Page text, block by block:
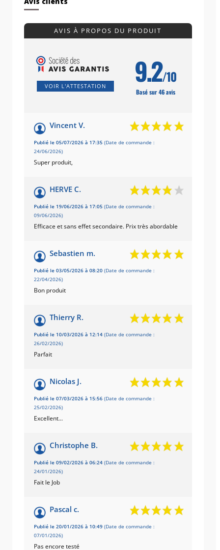
AVIS À PROPOS DU PRODUIT
VOIR L'ATTESTATION 9.2/10
Basé sur 46 avis
Vincent V.
Publié le 05/07/2026 à 17:35 (Date de commande :
24/06/2026)
Super produit,
HERVE C.
Publié le 19/06/2026 à 17:05 (Date de commande :
09/06/2026)
Efficace et sans effet secondaire. Prix très abordable
Sebastien m.
Publié le 03/05/2026 à 08:20 (Date de commande :
22/04/2026)
Bon produit
Thierry R.
Publié le 10/03/2026 à 12:14 (Date de commande :
26/02/2026)
Parfait
Nicolas J.
Publié le 07/03/2026 à 15:56 (Date de commande :
25/02/2026)
Excellent...
Christophe B.
Publié le 09/02/2026 à 06:24 (Date de commande :
24/01/2026)
Fait le Job
Pascal c.
Publié le 20/01/2026 à 10:49 (Date de commande :
07/01/2026)
Pas encore testé